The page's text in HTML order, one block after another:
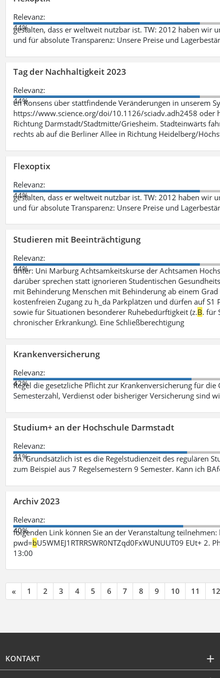
Relevanz:
44%
gestalten, dass er weltweit nutzbar ist. TW: 2012 haben wir
und für absolute Transparenz: Unsere Preise und
Tag der Nachhaltigkeit 2023
Relevanz:
44%
en Konsens über stattfindende Veränderungen in unserem
https://www.science.org/doi/10.1126/sciadv.adh2458
Richtung Darmstadt/Stadtmitte/Griesheim. Stadteinwärts
rechts ab auf die Berliner Allee in Richtung Heidelberg/
Flexoptix
Relevanz:
44%
gestalten, dass er weltweit nutzbar ist. TW: 2012 haben wir
und für absolute Transparenz: Unsere Preise und
Studieren mit Beeinträchtigung
Relevanz:
44%
unter: Uni Marburg Achtsamkeitskurse der Achtsamen
darüber sprechen statt ignorieren Studentischen
mit Behinderung Menschen mit Behinderung ab einem
kostenfreien Zugang zu h_da Parkplätzen und dürfen auf
sowie für Situationen besonderer Ruhebedürftigkeit (z.B. für
chronischer Erkrankung). Eine Schließberechtigung
Krankenversicherung
Relevanz:
42%
Regel die gesetzliche Pflicht zur Krankenversicherung für
Semesterzahl, Verdienst oder bisheriger Versicherung sind
Studium+ an der Hochschule Darmstadt
Relevanz:
41%
an. Grundsätzlich ist es die Regelstudienzeit des regulären
zum Beispiel aus 7 Regelsemestern 9 Semester. Kann ich
Archiv 2023
Relevanz:
40%
folgenden Link können Sie an der Veranstaltung
pwd=bU5WMEJ1RTRRSWR0NTZqd0FxWUNUUT09 EUt+
13:00
« 1 2 3 4 5 6 7 8 9 10 11 12
KONTAKT